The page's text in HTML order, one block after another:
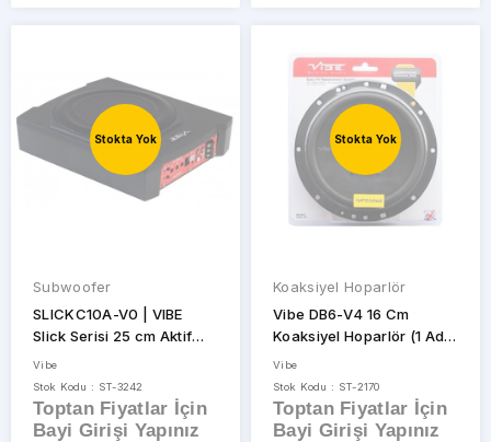
Stokta Yok
Subwoofer
SLICKC10A-V0 | VIBE
Slick Serisi 25 cm Aktif
Koltuk Altı Subwoofer
Vibe
Stok Kodu : ST-3242
Toptan Fiyatlar İçin
Bayi Girişi Yapınız
Stokta Yok
Koaksiyel Hoparlör
Vibe DB6-V4 16 Cm
Koaksiyel Hoparlör (1 Adet
Fiyatıdır)
Vibe
Stok Kodu : ST-2170
Toptan Fiyatlar İçin
Bayi Girişi Yapınız